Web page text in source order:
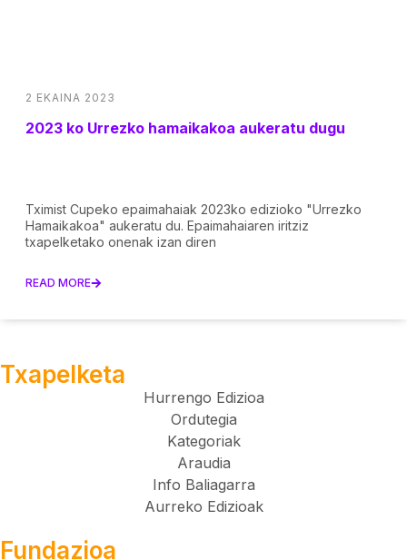
2 EKAINA 2023
2023 ko Urrezko hamaikakoa aukeratu dugu
Tximist Cupeko epaimahaiak 2023ko edizioko "Urrezko
Hamaikakoa" aukeratu du. Epaimahaiaren iritziz
txapelketako onenak izan diren
READ MORE
Txapelketa
Hurrengo Edizioa
Ordutegia
Kategoriak
Araudia
Info Baliagarra
Aurreko Edizioak
Fundazioa